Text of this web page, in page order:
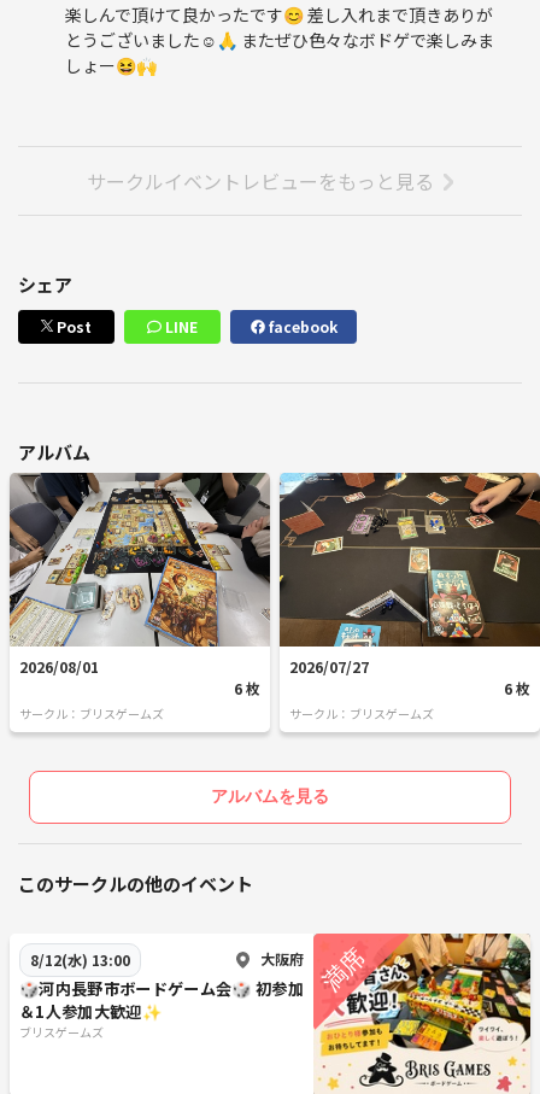
楽しんで頂けて良かったです😊 差し入れまで頂きありが
とうございました☺️🙏 またぜひ色々なボドゲで楽しみま
しょー😆🙌
サークルイベントレビューをもっと見る
シェア
Post LINE facebook
アルバム
2026/08/01
6 枚
サークル：ブリスゲームズ
2026/07/27
6 枚
サークル：ブリスゲームズ
アルバムを見る
このサークルの他のイベント
8/12(水) 13:00 大阪府
🎲河内長野市ボードゲーム会🎲 初参加
＆1人参加大歓迎✨️
ブリスゲームズ